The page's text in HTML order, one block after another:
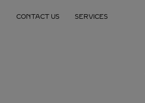
CONTACT US SERVICES